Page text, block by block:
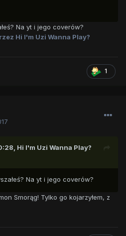
Na yt i jego coverów?
Hi I'm Uzi Wanna Play?
1
Hi I'm Uzi Wanna Play?
Na yt i jego coverów?
Smorąg! Tylko go kojarzyłem, z